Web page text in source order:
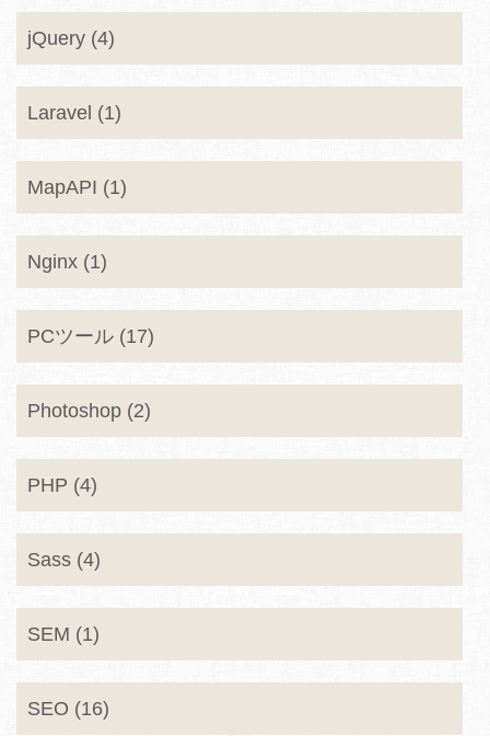
jQuery (4)
Laravel (1)
MapAPI (1)
Nginx (1)
PCツール (17)
Photoshop (2)
PHP (4)
Sass (4)
SEM (1)
SEO (16)